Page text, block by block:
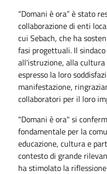
“Domani è ora” è stato
collaborazione di enti
cui Sebach, che ha
fasi progettuali. Il
all'istruzione, alla
espresso la loro
manifestazione,
collaboratori per il loro
"Domani è ora" si
fondamentale per la
educazione, cultura e
contesto di grande
ha stimolato la